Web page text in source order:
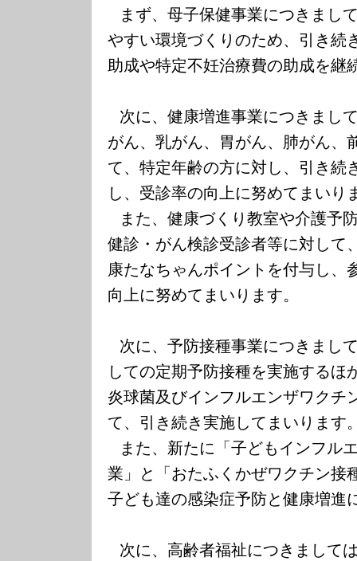
まず、母子保健事業につきまし
やすい環境づくりのため、引き続
助成や特定不妊治療費の助成を継
次に、健康増進事業につきまし
がん、乳がん、胃がん、肺がん、
て、特定年齢の方に対し、引き続
し、受診率の向上に努めてまいり
また、健康づくり教室や介護予
健診・がん検診受診者等に対して
康たなちゃんポイントを付与し、
向上に努めてまいります。
次に、予防接種事業につきまし
しての定期予防接種を実施するほ
炎球菌及びインフルエンザワクチ
て、引き続き実施してまいります
また、新たに「子どもインフル
業」と「おたふくかぜワクチン接
子ども達の感染症予防と健康増進
次に、高齢者福祉につきまして